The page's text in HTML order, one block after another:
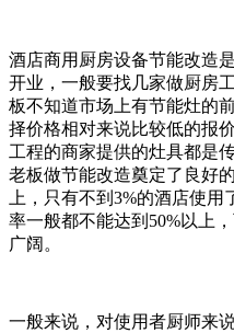
酒店商用厨房设备节能改造
开业，一般要找几家做厨房
板不知道市场上有节能灶的
择价格相对来说比较低的报
工程的商家提供的灶具都是
老板做节能改造奠定了良好
上，只有不到3%的酒店使
率一般都不能达到50%以上
广阔。
一般来说，对使用者厨师来